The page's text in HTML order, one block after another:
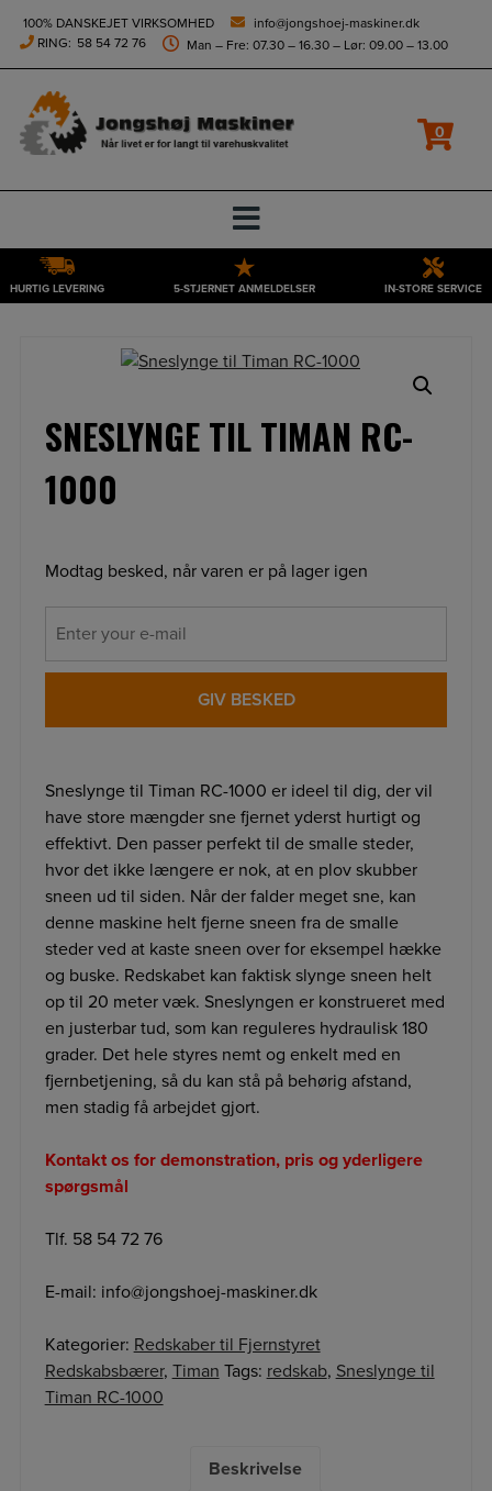
height="0" width="0" style="display:none;visibility:hidden">
Hop
100% DANSKEJET VIRKSOMHED
info@jongshoej-maskiner.dk
RING: 58 54 72 76 Man – Fre: 07.30 – 16.30 – Lør: 09.00 – 13.00
0
HURTIG LEVERING 5-STJERNET ANMELDELSER IN-STORE SERVICE
SNESLYNGE TIL TIMAN RC-
1000
Modtag besked, når varen er på lager igen
GIV BESKED
Sneslynge til Timan RC-1000 er ideel til dig, der vil
have store mængder sne fjernet yderst hurtigt og
effektivt. Den passer perfekt til de smalle steder,
hvor det ikke længere er nok, at en plov skubber
sneen ud til siden. Når der falder meget sne, kan
denne maskine helt fjerne sneen fra de smalle
steder ved at kaste sneen over for eksempel hække
og buske. Redskabet kan faktisk slynge sneen helt
op til 20 meter væk. Sneslyngen er konstrueret med
en justerbar tud, som kan reguleres hydraulisk 180
grader. Det hele styres nemt og enkelt med en
fjernbetjening, så du kan stå på behørig afstand,
men stadig få arbejdet gjort.
Kontakt os for demonstration, pris og yderligere
spørgsmål
Tlf. 58 54 72 76
E-mail: info@jongshoej-maskiner.dk
Kategorier: Redskaber til Fjernstyret
Redskabsbærer, Timan Tags: redskab, Sneslynge til
Timan RC-1000
Beskrivelse